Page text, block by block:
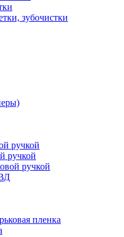
зубочистки
ручкой
ручкой
ручкой
пленка